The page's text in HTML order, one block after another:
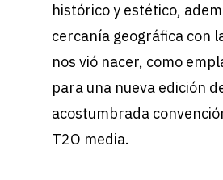
histórico y estético,
cercanía geográfica con
nos vió nacer, como
para una nueva edición
acostumbrada
T2O media.